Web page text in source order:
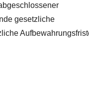
gesetzliche